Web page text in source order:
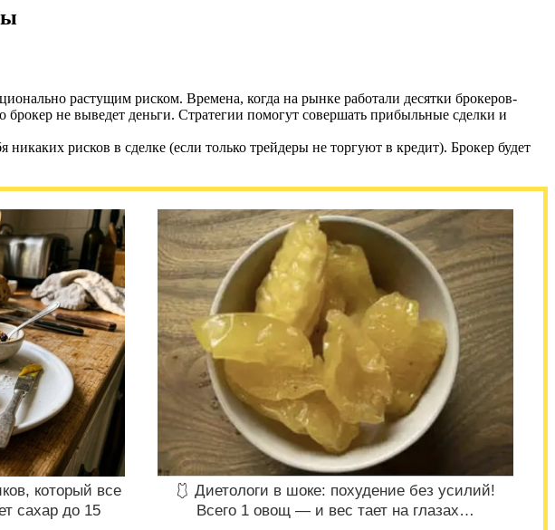
растущим риском. Времена, когда на рынке работали десятки брокеров-
не выведет деньги. Стратегии помогут совершать прибыльные сделки и
рисков в сделке (если только трейдеры не торгуют в кредит). Брокер будет
который все
сахар до 15
🩱 Диетологи в шоке: похудение без усилий!
Всего 1 овощ — и вес тает на глазах…